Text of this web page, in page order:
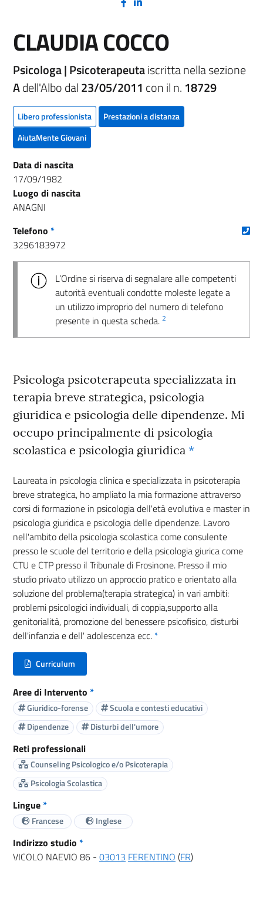
CLAUDIA COCCO
Psicologa | Psicoterapeutaiscritta nella sezione
Adell'Albo dal23/05/2011 con il n. 18729
Libero professionista
Prestazioni a distanza
AiutaMente Giovani
Data di nascita
17/09/1982
Luogo di nascita
ANAGNI
Telefono *
3296183972
L’Ordine si riserva di segnalare alle competenti
autorità eventuali condotte moleste legate a
un utilizzo improprio del numero di telefono
presente in questa scheda. 2
Psicologa psicoterapeuta specializzata in
terapia breve strategica, psicologia
giuridica e psicologia delle dipendenze. Mi
occupo principalmente di psicologia
scolastica e psicologia giuridica *
Laureata in psicologia clinica e specializzata in psicoterapia
breve strategica, ho ampliato la mia formazione attraverso
corsi di formazione in psicologia dell'età evolutiva e master in
psicologia giuridica e psicologia delle dipendenze. Lavoro
nell'ambito della psicologia scolastica come consulente
presso le scuole del territorio e della psicologia giurica come
CTU e CTP presso il Tribunale di Frosinone. Presso il mio
studio privato utilizzo un approccio pratico e orientato alla
soluzione del problema(terapia strategica) in vari ambiti:
problemi psicologici individuali, di coppia,supporto alla
genitorialità, promozione del benessere psicofisico, disturbi
dell'infanzia e dell' adolescenza ecc. *
Curriculum
(nuova scheda - new tab)
Aree di Intervento *
Giuridico-forense
Scuola e contesti educativi
Dipendenze
Disturbi dell'umore
Reti professionali
Counseling Psicologico e/o Psicoterapia
Psicologia Scolastica
Lingue*
Francese Inglese
Indirizzo studio *
VICOLO NAEVIO 86 - 03013 FERENTINO (FR)